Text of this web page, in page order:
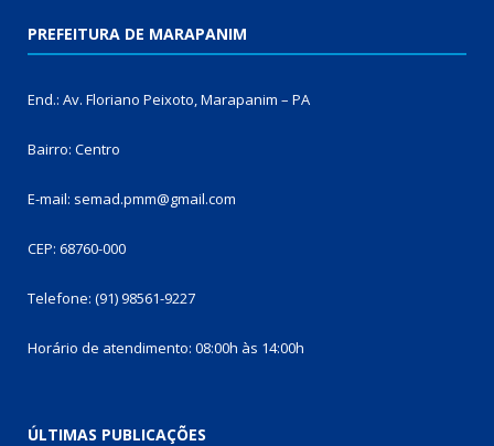
PREFEITURA DE MARAPANIM
End.: Av. Floriano Peixoto, Marapanim – PA
Bairro: Centro
E-mail: semad.pmm@gmail.com
CEP: 68760-000
Telefone: (91) 98561-9227
Horário de atendimento: 08:00h às 14:00h
ÚLTIMAS PUBLICAÇÕES